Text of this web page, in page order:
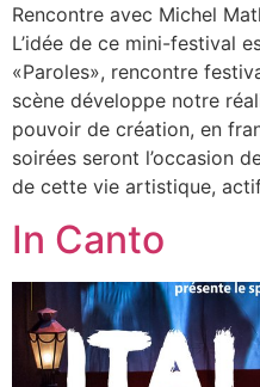
Rencontre avec Michel
L’idée de ce mini-festival
«Paroles», rencontre
scène développe notre
pouvoir de création, en
soirées seront l’occasion
de cette vie artistique,
In Canto